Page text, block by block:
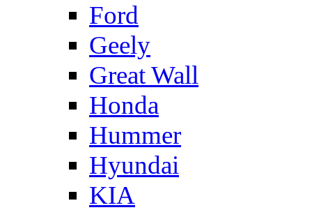
Ford
Geely
Great Wall
Honda
Hummer
Hyundai
KIA